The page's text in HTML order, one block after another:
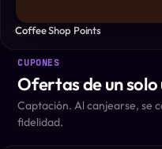
Coffee Shop Points
CUPONES
Ofertas de un
Captación. Al canjearse, se
fidelidad.